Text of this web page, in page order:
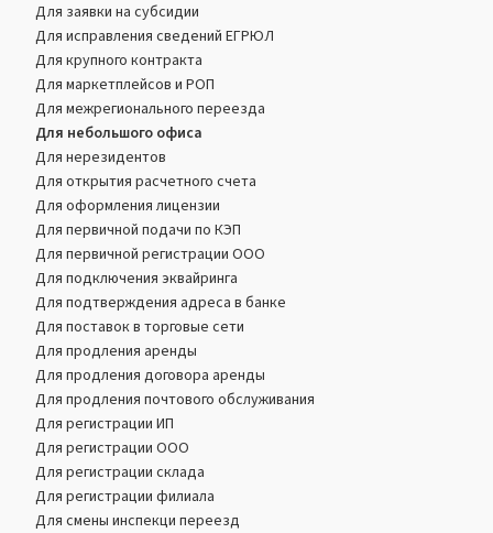
Для заявки на субсидии
Для исправления сведений ЕГРЮЛ
Для крупного контракта
Для маркетплейсов и РОП
Для межрегионального переезда
Для небольшого офиса
Для нерезидентов
Для открытия расчетного счета
Для оформления лицензии
Для первичной подачи по КЭП
Для первичной регистрации ООО
Для подключения эквайринга
Для подтверждения адреса в банке
Для поставок в торговые сети
Для продления аренды
Для продления договора аренды
Для продления почтового обслуживания
Для регистрации ИП
Для регистрации ООО
Для регистрации склада
Для регистрации филиала
Для смены инспекци переезд